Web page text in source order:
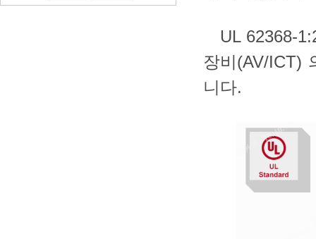
UL 62368-
장비 (AV/ICT)
니다.